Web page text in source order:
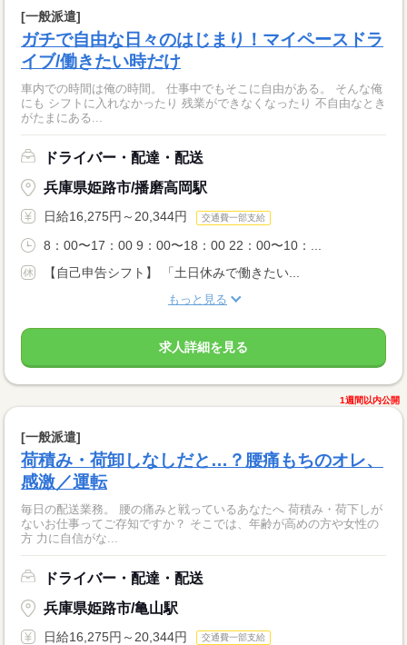
[一般派遣]
ガチで自由な日々のはじまり！マイペースドラ
イブ/働きたい時だけ
車内での時間は俺の時間。 仕事中でもそこに自由がある。 そんな俺
にも シフトに入れなかったり 残業ができなくなったり 不自由なとき
がたまにある...
ドライバー・配達・配送
兵庫県姫路市/播磨高岡駅
日給16,275円～20,344円 交通費一部支給
8：00〜17：00 9：00〜18：00 22：00〜10：...
【自己申告シフト】 「土日休みで働きたい...
もっと見る
求人詳細を見る
1週間以内公開
[一般派遣]
荷積み・荷卸しなしだと…？腰痛もちのオレ、
感激／運転
毎日の配送業務。 腰の痛みと戦っているあなたへ 荷積み・荷下しが
ないお仕事ってご存知ですか？ そこでは、年齢が高めの方や女性の
方 力に自信がな...
ドライバー・配達・配送
兵庫県姫路市/亀山駅
日給16,275円～20,344円 交通費一部支給